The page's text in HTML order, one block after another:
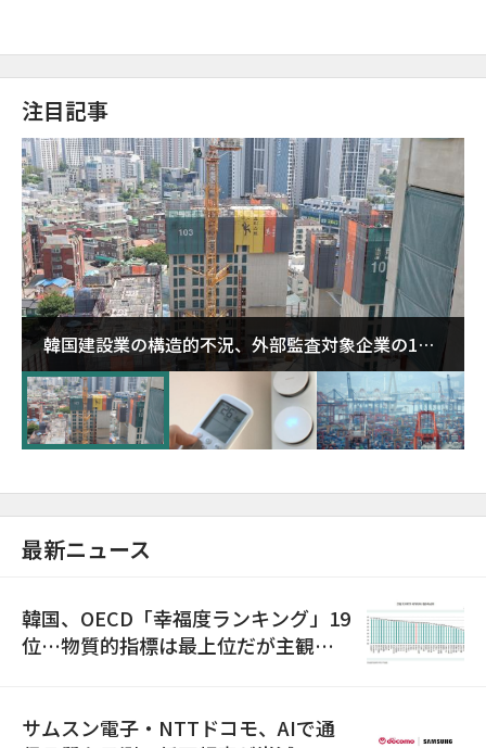
注目記事
韓国建設業の構造的不況、外部監査対象企業の1割
超が「ゾンビ企業」に…5年で2.8倍増
最新ニュース
韓国、OECD「幸福度ランキング」19
位…物質的指標は最上位だが主観的
サムスン電子・NTTドコモ、AIで通